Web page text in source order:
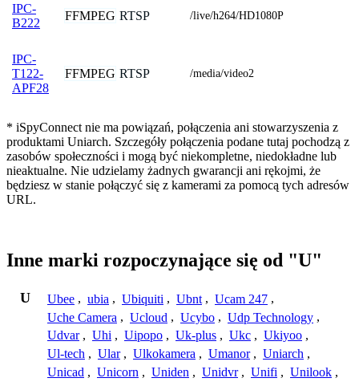
IPC-
B222
FFMPEG RTSP /live/h264/HD1080P
IPC-
T122-
APF28
FFMPEG RTSP /media/video2
* iSpyConnect nie ma powiązań, połączenia ani stowarzyszenia z
produktami Uniarch. Szczegóły połączenia podane tutaj pochodzą z
zasobów społeczności i mogą być niekompletne, niedokładne lub
nieaktualne. Nie udzielamy żadnych gwarancji ani rękojmi, że
będziesz w stanie połączyć się z kamerami za pomocą tych adresów
URL.
Inne marki rozpoczynające się od "U"
U Ubee , ubia , Ubiquiti , Ubnt , Ucam 247 ,
Uche Camera , Ucloud , Ucybo , Udp Technology ,
Udvar , Uhi , Uipopo , Uk-plus , Ukc , Ukiyoo ,
Ul-tech , Ular , Ulkokamera , Umanor , Uniarch ,
Unicad , Unicorn , Uniden , Unidvr , Unifi , Unilook ,